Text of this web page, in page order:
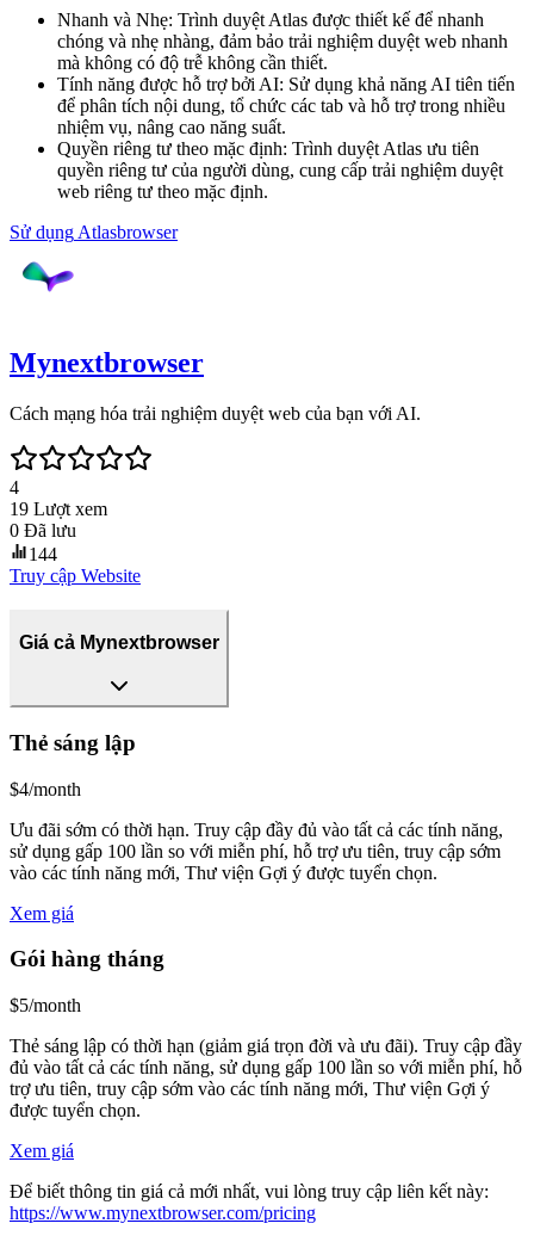
Nhanh và Nhẹ: Trình duyệt Atlas được thiết kế để nhanh
chóng và nhẹ nhàng, đảm bảo trải nghiệm duyệt web nhanh
mà không có độ trễ không cần thiết.
Tính năng được hỗ trợ bởi AI: Sử dụng khả năng AI tiên tiến
để phân tích nội dung, tổ chức các tab và hỗ trợ trong nhiều
nhiệm vụ, nâng cao năng suất.
Quyền riêng tư theo mặc định: Trình duyệt Atlas ưu tiên
quyền riêng tư của người dùng, cung cấp trải nghiệm duyệt
web riêng tư theo mặc định.
Sử dụng Atlasbrowser
Mynextbrowser
Cách mạng hóa trải nghiệm duyệt web của bạn với AI.
4
19 Lượt xem
0 Đã lưu
144
Truy cập Website
Giá cả Mynextbrowser
Thẻ sáng lập
$4/month
Ưu đãi sớm có thời hạn. Truy cập đầy đủ vào tất cả các tính năng,
sử dụng gấp 100 lần so với miễn phí, hỗ trợ ưu tiên, truy cập sớm
vào các tính năng mới, Thư viện Gợi ý được tuyển chọn.
Xem giá
Gói hàng tháng
$5/month
Thẻ sáng lập có thời hạn (giảm giá trọn đời và ưu đãi). Truy cập đầy
đủ vào tất cả các tính năng, sử dụng gấp 100 lần so với miễn phí, hỗ
trợ ưu tiên, truy cập sớm vào các tính năng mới, Thư viện Gợi ý
được tuyển chọn.
Xem giá
Để biết thông tin giá cả mới nhất, vui lòng truy cập liên kết này:
https://www.mynextbrowser.com/pricing